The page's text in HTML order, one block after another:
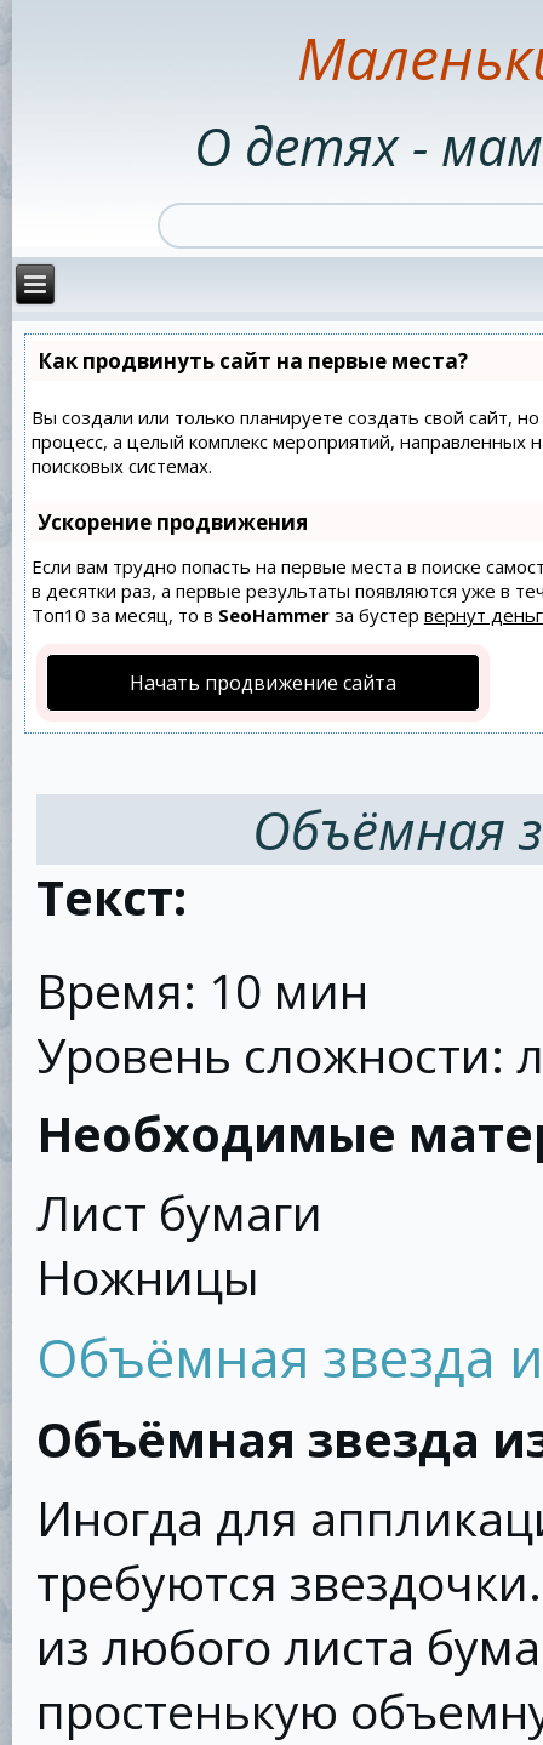
О детях -
Как продвинуть сайт на первые места?
Вы создали или только планируете создать свой сайт,
процесс, а целый комплекс мероприятий,
поисковых системах.
Ускорение продвижения
Если вам трудно попасть на первые места в поиске
в десятки раз, а первые результаты появляются уже в
Топ10 за месяц, то в SeoHammerза бустер вернут
Начать продвижение сайта
Объёмная
Текст:
Время: 10 мин
Уровень сложности:
Необходимые
Лист бумаги
Ножницы
Объёмная звезда
Объёмная звезда
Иногда для
требуются
из любого листа
простенькую